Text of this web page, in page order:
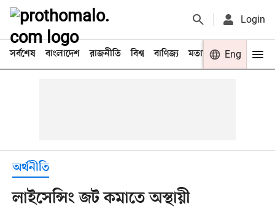
Login
সর্বশেষ বাংলাদেশ রাজনীতি বিশ্ব বাণিজ্য মতামত খেলা
Eng
অর্থনীতি
লাইসেন্সিং জট কমাতে অস্থায়ী